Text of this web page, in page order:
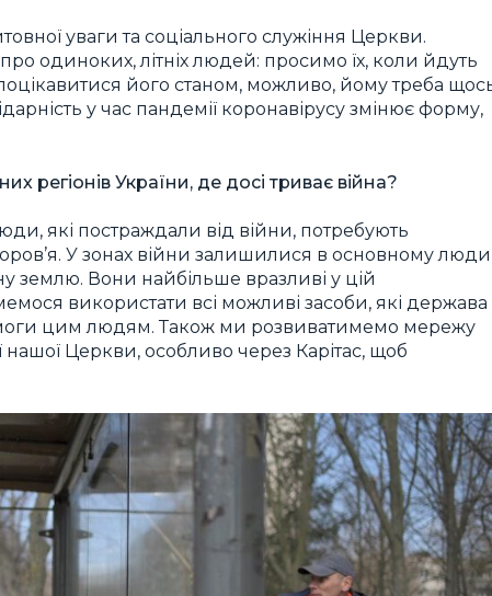
уваги та соціального служіння Церкви.
одиноких, літніх людей: просимо їх, коли йдуть
його станом, можливо, йому треба
у час пандемії коронавірусу змінює форму,
регіонів України, де досі триває війна?
які постраждали від війни, потребують
У зонах війни залишилися в основному люди
землю. Вони найбільше вразливі у цій
використати всі можливі засоби, які держава
цим людям. Також ми розвиватимемо мережу
нашої Церкви, особливо через Карітас, щоб